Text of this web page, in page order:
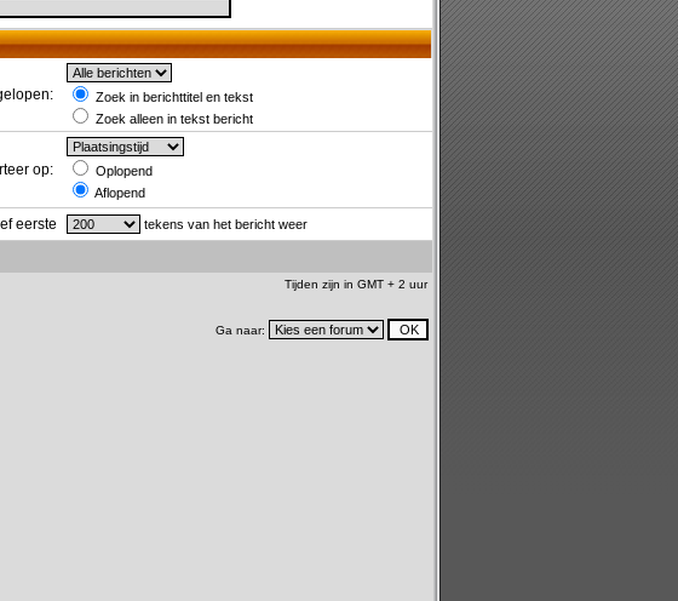
Zoek in berichttitel en tekst
Zoek alleen in tekst bericht
op:
Oplopend
Aflopend
eerste tekens van het bericht weer
Tijden zijn in GMT + 2 uur
Ga naar: